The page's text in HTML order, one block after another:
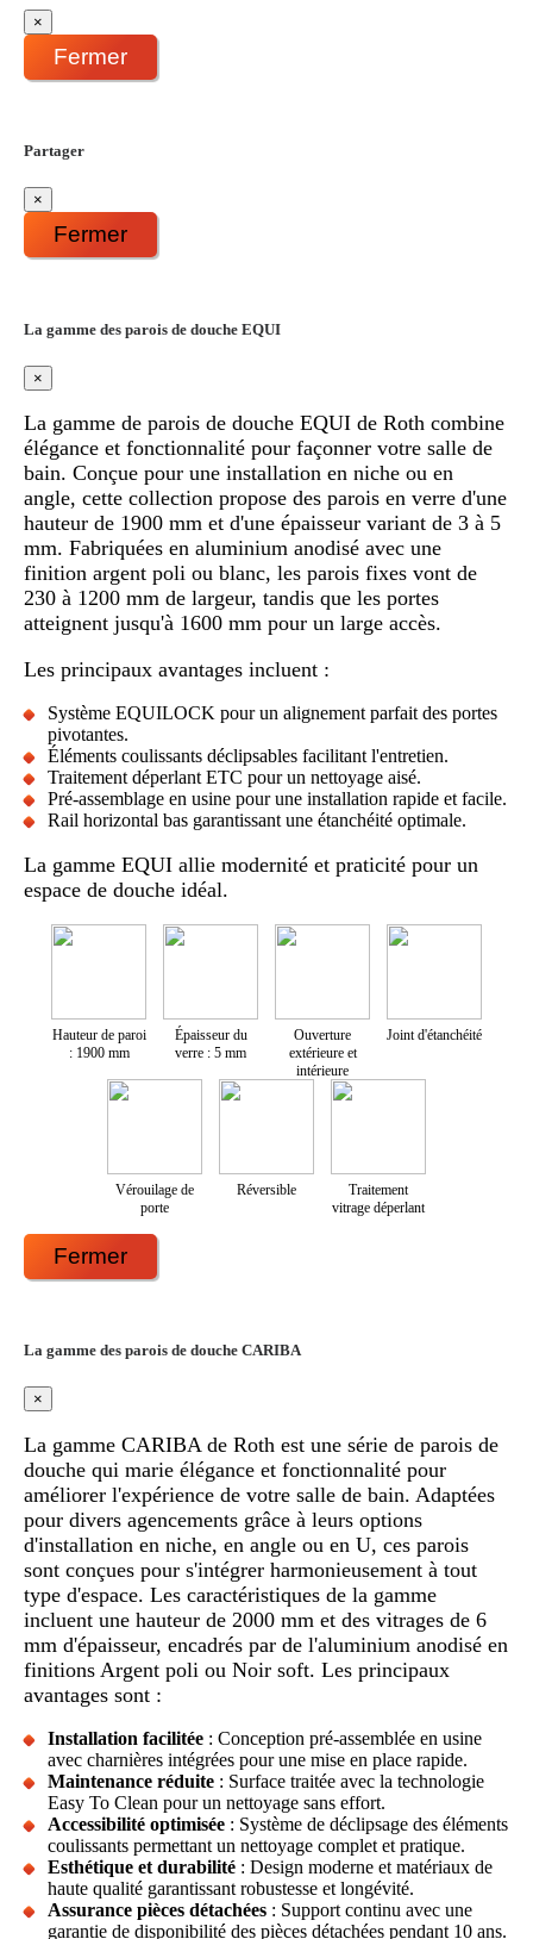
×
Fermer
Partager
×
Fermer
La gamme des parois de douche EQUI
×
La gamme de parois de douche EQUI de Roth combine
élégance et fonctionnalité pour façonner votre salle de
bain. Conçue pour une installation en niche ou en
angle, cette collection propose des parois en verre d'une
hauteur de 1900 mm et d'une épaisseur variant de 3 à 5
mm. Fabriquées en aluminium anodisé avec une
finition argent poli ou blanc, les parois fixes vont de
230 à 1200 mm de largeur, tandis que les portes
atteignent jusqu'à 1600 mm pour un large accès.
Les principaux avantages incluent :
Système EQUILOCK pour un alignement parfait des portes
pivotantes.
Éléments coulissants déclipsables facilitant l'entretien.
Traitement déperlant ETC pour un nettoyage aisé.
Pré-assemblage en usine pour une installation rapide et facile.
Rail horizontal bas garantissant une étanchéité optimale.
La gamme EQUI allie modernité et praticité pour un
espace de douche idéal.
Hauteur de paroi
: 1900 mm
Épaisseur du
verre : 5 mm
Ouverture
extérieure et
intérieure
Joint d'étanchéité
Vérouilage de
porte
Réversible
Traitement
vitrage déperlant
Fermer
La gamme des parois de douche CARIBA
×
La gamme CARIBA de Roth est une série de parois de
douche qui marie élégance et fonctionnalité pour
améliorer l'expérience de votre salle de bain. Adaptées
pour divers agencements grâce à leurs options
d'installation en niche, en angle ou en U, ces parois
sont conçues pour s'intégrer harmonieusement à tout
type d'espace. Les caractéristiques de la gamme
incluent une hauteur de 2000 mm et des vitrages de 6
mm d'épaisseur, encadrés par de l'aluminium anodisé en
finitions Argent poli ou Noir soft. Les principaux
avantages sont :
Installation facilitée : Conception pré-assemblée en usine
avec charnières intégrées pour une mise en place rapide.
Maintenance réduite : Surface traitée avec la technologie
Easy To Clean pour un nettoyage sans effort.
Accessibilité optimisée : Système de déclipsage des éléments
coulissants permettant un nettoyage complet et pratique.
Esthétique et durabilité : Design moderne et matériaux de
haute qualité garantissant robustesse et longévité.
Assurance pièces détachées : Support continu avec une
garantie de disponibilité des pièces détachées pendant 10 ans.